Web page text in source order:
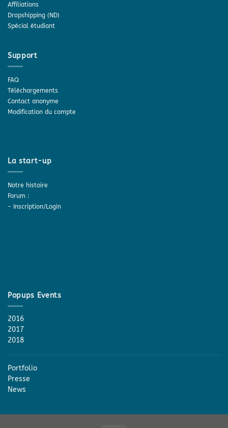
Affiliations
Dropshipping (ND)
Spécial étudiant
Support
FAQ
Téléchargements
Contact anonyme
Modification du compte
La start-up
Notre histoire
Forum :
- Inscription/Login
Popups Events
2016
2017
2018
Portfolio
Presse
News